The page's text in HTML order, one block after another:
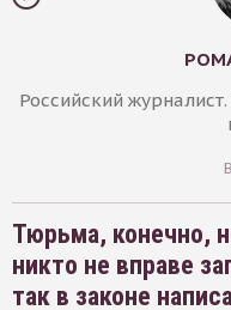
Российский
Тюрьма, конечно,
никто не вправе
так в законе